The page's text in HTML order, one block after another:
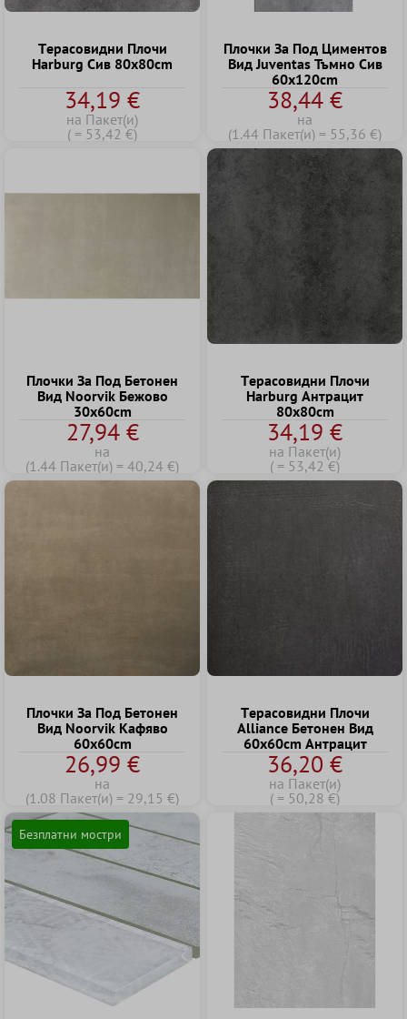
Tерасовидни Плочи
Harburg Сив 80x80cm
34,19 €
на Пакет(и)
( = 53,42 €)
Плочки За Под Циментов
Bид Juventas Тъмно Сив
60x120cm
38,44 €
на
(1.44 Пакет(и) = 55,36 €)
Плочки За Под Бетонен
Вид Noorvik Бежово
30x60cm
27,94 €
на
(1.44 Пакет(и) = 40,24 €)
Tерасовидни Плочи
Harburg Антрацит
80x80cm
34,19 €
на Пакет(и)
( = 53,42 €)
Плочки За Под Бетонен
Вид Noorvik Kафяво
60x60cm
26,99 €
на
(1.08 Пакет(и) = 29,15 €)
Tерасовидни Плочи
Alliance Бетонен Вид
60x60cm Антрацит
36,20 €
на Пакет(и)
( = 50,28 €)
Безплатни мостри